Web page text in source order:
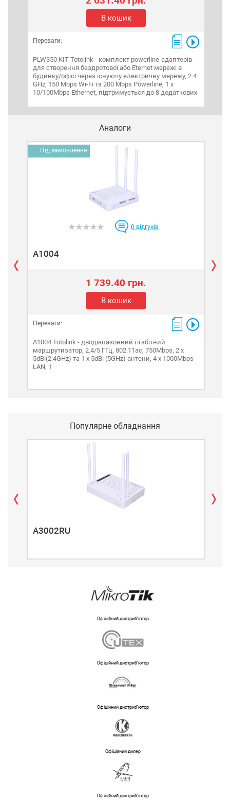
В кошик
Переваги:
PLW350 KIT Totolink - комплект powerline-адаптерів
для створення бездротової або Eternet мережі в
будинку/офісі через існуючу електричну мережу, 2.4
GHz, 150 Mbps Wi-Fi та 200 Mbps Powerline, 1 x
10/100Mbps Ethernet, підтримується до 8 додаткових
Аналоги
Під замовлення
0 відгуків
A1004
1 739.40 грн.
В кошик
Переваги:
А1004 Totolink - дводіапазонний гігабітний
маршрутизатор, 2.4/5 ГГц, 802.11ас, 750Mbps, 2 x
5dBi(2.4GHz) та 1 x 5dBi (5GHz) антени, 4 x 1000Mbps
LAN, 1
Популярне обладнання
A3002RU
Офіційний дистриб'ютор
Офіційний дистриб'ютор
Офіційний дистриб'ютор
Офіційний дилер
Офіційний дистриб'ютор